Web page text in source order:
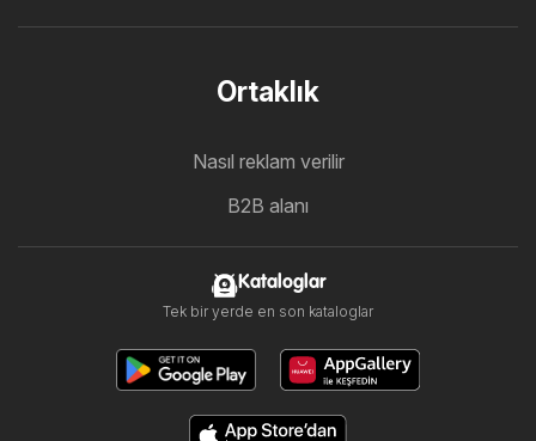
Ortaklık
Nasıl reklam verilir
B2B alanı
Kataloglar
Tek bir yerde en son kataloglar